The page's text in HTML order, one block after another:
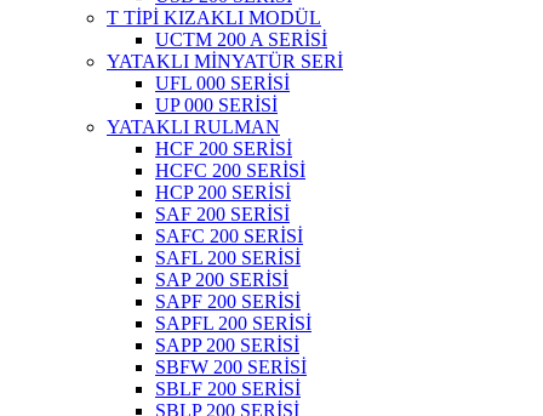
T TİPİ KIZAKLI MODÜL
UCTM 200 A SERİSİ
YATAKLI MİNYATÜR SERİ
UFL 000 SERİSİ
UP 000 SERİSİ
YATAKLI RULMAN
HCF 200 SERİSİ
HCFC 200 SERİSİ
HCP 200 SERİSİ
SAF 200 SERİSİ
SAFC 200 SERİSİ
SAFL 200 SERİSİ
SAP 200 SERİSİ
SAPF 200 SERİSİ
SAPFL 200 SERİSİ
SAPP 200 SERİSİ
SBFW 200 SERİSİ
SBLF 200 SERİSİ
SBLP 200 SERİSİ